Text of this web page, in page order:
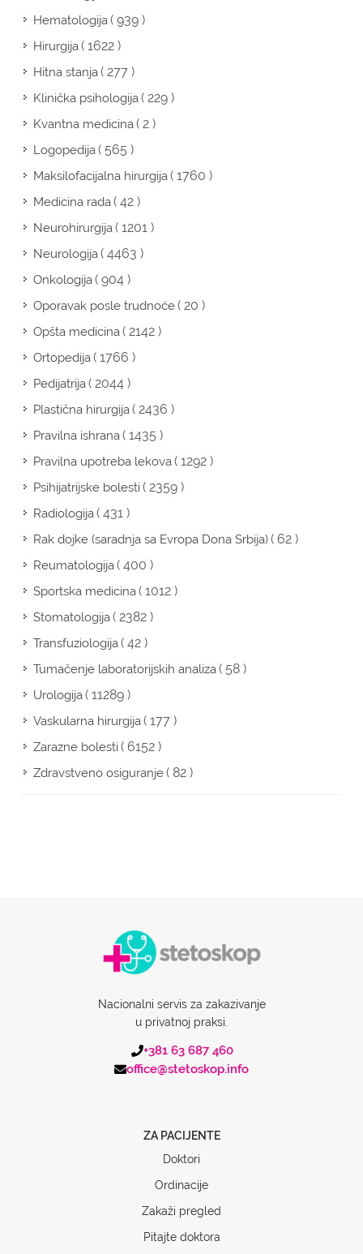
Hematologija( 939 )
Hirurgija( 1622 )
Hitna stanja( 277 )
Klinička psihologija( 229 )
Kvantna medicina( 2 )
Logopedija( 565 )
Maksilofacijalna hirurgija( 1760 )
Medicina rada( 42 )
Neurohirurgija( 1201 )
Neurologija( 4463 )
Onkologija( 904 )
Oporavak posle trudnoće( 20 )
Opšta medicina( 2142 )
Ortopedija( 1766 )
Pedijatrija( 2044 )
Plastična hirurgija( 2436 )
Pravilna ishrana( 1435 )
Pravilna upotreba lekova( 1292 )
Psihijatrijske bolesti( 2359 )
Radiologija( 431 )
Rak dojke (saradnja sa Evropa Dona Srbija)( 62 )
Reumatologija( 400 )
Sportska medicina( 1012 )
Stomatologija( 2382 )
Transfuziologija( 42 )
Tumačenje laboratorijskih analiza( 58 )
Urologija( 11289 )
Vaskularna hirurgija( 177 )
Zarazne bolesti( 6152 )
Zdravstveno osiguranje( 82 )
Nacionalni servis za zakazivanje
u privatnoj praksi.
+381 63 687 460
office@stetoskop.info
ZA PACIJENTE
Doktori
Ordinacije
Zakaži pregled
Pitajte doktora